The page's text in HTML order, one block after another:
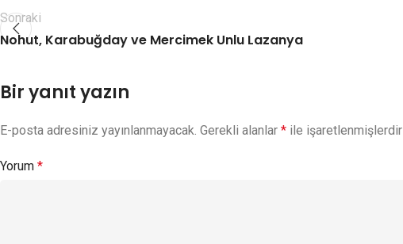
Sonraki
Nohut, Karabuğday ve Mercimek Unlu Lazanya
Bir yanıt yazın
E-posta adresiniz yayınlanmayacak. Gerekli alanlar * ile işaretlenmişlerdir
Yorum *